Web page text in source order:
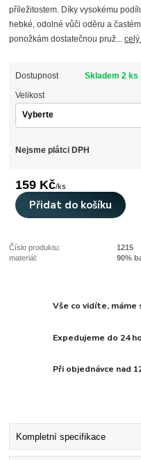
příležitostem. Díky vysokému
hebké, odolné vůči oděru a
ponožkám dostatečnou pruž...
Dostupnost Skladem 2 ks
Velikost
Nejsme plátci DPH
159 Kč/ks
Přidat do košíku
Číslo produktu:
1215
materiál:
90%
Vše co vidíte, máme
Expedujeme do 24
Při objednávce nad
Kompletní specifikace